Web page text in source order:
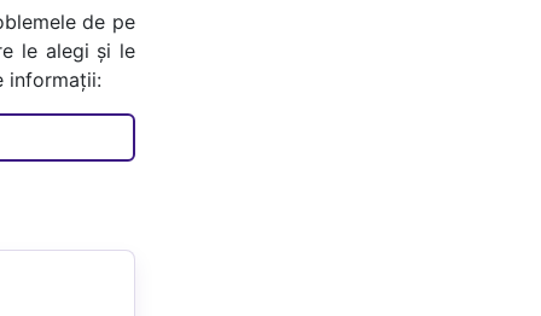
de pe
le alegi și le
informații: